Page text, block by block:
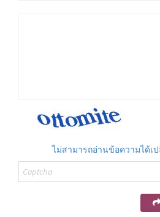
ไม่สามารถอ่านข้อความได้เ